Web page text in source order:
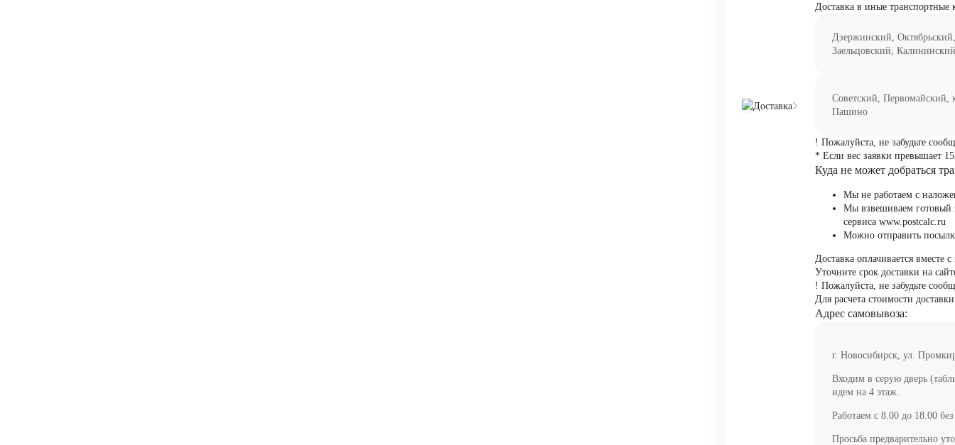
Доставка
Доставка в иные
Дзержинский,
Заельцовский,
Советский, Первомайский,
Пашино
! Пожалуйста, не забудьте
* Если вес заявки превышает
Куда не может добраться
Мы не работаем с
Мы взвешиваем готовый
сервиса www.postcalc.ru
Можно отправить
Доставка оплачивается вместе
Уточните срок доставки на
! Пожалуйста, не забудьте
Для расчета стоимости
Адрес самовывоза:
г. Новосибирск, ул.
Входим в серую дверь
идем на 4 этаж.
Работаем с 8.00 до 18.00
Просьба предварительно